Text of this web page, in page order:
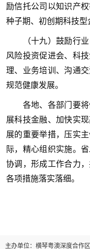
励信托公司以知识产
种子期、初创期科技型
（十九）鼓励行业
风险投资促进会、科
理、业务培训、沟通
规范健康发展。
各地、各部门要将
展科技金融、加快实
展的重要举措，压实
际，精心组织实施。
协调，形成工作合力
各项措施落实落细。
主办单位：横琴粤澳深度合作